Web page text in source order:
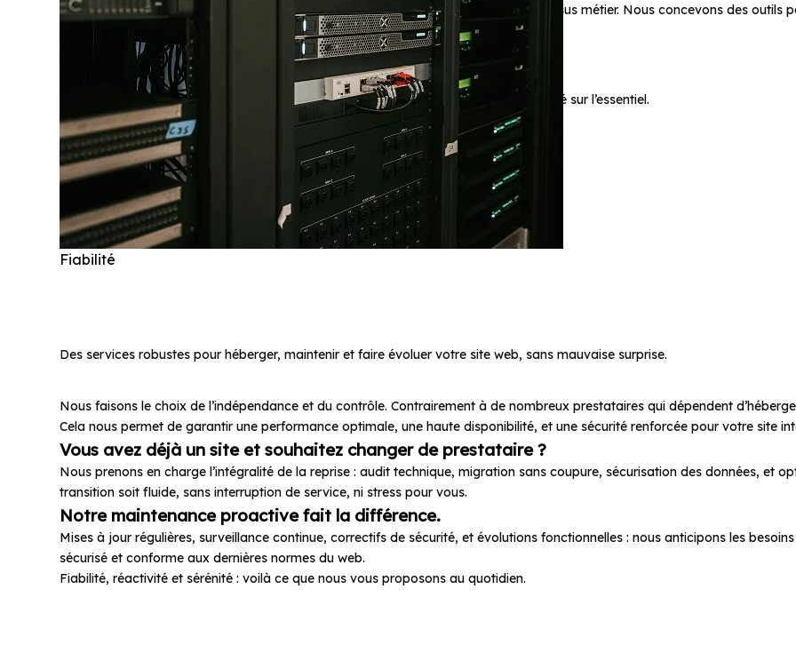
Gagnez en efficacité avec une application web sur mesure, pensée pour vos processus métier. Nous concevons des outils
Hébergement & Maintenance
Votre site reste en ligne, sécurisé et à jour. On s’occupe de tout, vous restez concentré sur l’essentiel.
Fiabilité
Des services robustes pour héberger, maintenir et faire évoluer votre site web, sans mauvaise surprise.
Nous faisons le choix de l’indépendance et du contrôle. Contrairement à de nombreux prestataires qui dépendent
Cela nous permet de garantir une performance optimale, une haute disponibilité, et une sécurité renforcée pour votre site
Vous avez déjà un site et souhaitez changer de prestataire ?
Nous prenons en charge l’intégralité de la reprise : audit technique, migration sans coupure, sécurisation des données, et
transition soit fluide, sans interruption de service, ni stress pour vous.
Notre maintenance proactive fait la différence.
Mises à jour régulières, surveillance continue, correctifs de sécurité, et évolutions fonctionnelles : nous anticipons les
sécurisé et conforme aux dernières normes du web.
Fiabilité, réactivité et sérénité : voilà ce que nous vous proposons au quotidien.